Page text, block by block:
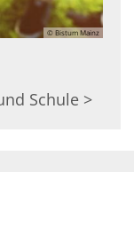
© Bistum Mainz
Schule >